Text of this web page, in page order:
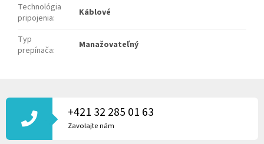
Technológia
pripojenia: Káblové
Typ
prepínača: Manažovateľný
Á
T
+421 32 285 01 63
Zavolajte nám